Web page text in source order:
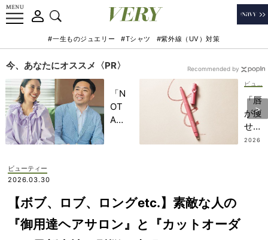
#一生ものジュエリー #Tシャツ #紫外線（UV）対策
今、あなたにオススメ〈PR〉
「N
OT
A
記憶
に一
生残
「唇
が痩
せて
き
2026
Recommended by
ビューティー
2026.03.30
【ボブ、ロブ、ロングetc.】素敵な人の
『御用達ヘアサロン』と『カットオーダ